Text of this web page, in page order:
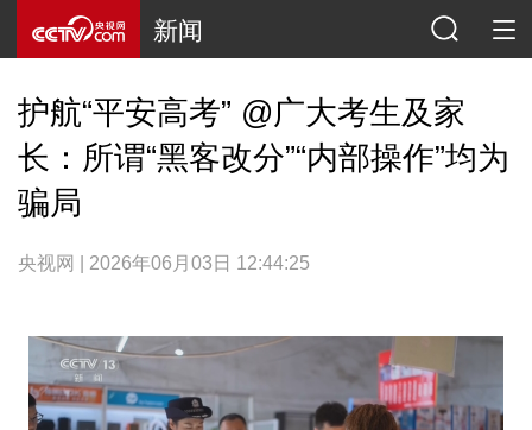
新闻
护航“平安高考” @广大考生及家
长：所谓“黑客改分”“内部操作”均为
骗局
央视网 | 2026年06月03日 12:44:25